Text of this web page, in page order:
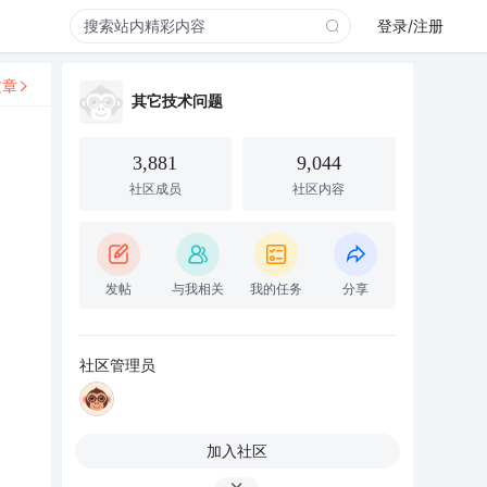
登录/注册
其它技术问题
3,881
社区成员
9,044
社区内容
发帖 与我相关 我的任务 分享
社区管理员
加入社区